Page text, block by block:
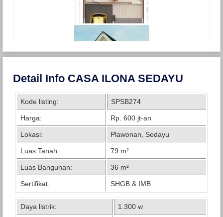
Detail Info CASA ILONA SEDAYU
Kode listing: SPSB274
Harga: Rp. 600 jt-an
Lokasi: Plawonan, Sedayu
Luas Tanah: 79 m²
Luas Bangunan: 36 m²
Sertifikat: SHGB & IMB
Daya listrik: 1.300 w